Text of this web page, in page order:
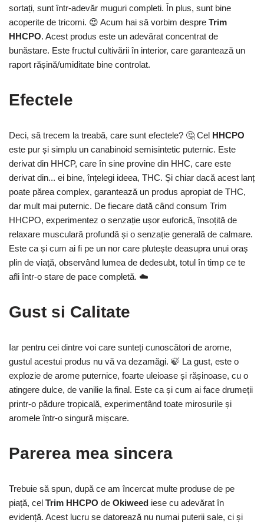
sortați, sunt într-adevăr muguri completi. În plus, sunt bine
acoperite de tricomi. 😍 Acum hai să vorbim despre Trim
HHCPO. Acest produs este un adevărat concentrat de
bunăstare. Este fructul cultivării în interior, care garantează un
raport rășină/umiditate bine controlat.
Efectele
Deci, să trecem la treabă, care sunt efectele? 🤔 Cel HHCPO
este pur și simplu un canabinoid semisintetic puternic. Este
derivat din HHCP, care în sine provine din HHC, care este
derivat din... ei bine, înțelegi ideea, THC. Și chiar dacă acest lanț
poate părea complex, garantează un produs apropiat de THC,
dar mult mai puternic. De fiecare dată când consum Trim
HHCPO, experimentez o senzație ușor euforică, însoțită de
relaxare musculară profundă și o senzație generală de calmare.
Este ca și cum ai fi pe un nor care plutește deasupra unui oraș
plin de viață, observând lumea de dedesubt, totul în timp ce te
afli într-o stare de pace completă. ☁️
Gust si Calitate
Iar pentru cei dintre voi care sunteți cunoscători de arome,
gustul acestui produs nu vă va dezamăgi. 🍃 La gust, este o
explozie de arome puternice, foarte uleioase și rășinoase, cu o
atingere dulce, de vanilie la final. Este ca și cum ai face drumeții
printr-o pădure tropicală, experimentând toate mirosurile și
aromele într-o singură mișcare.
Parerea mea sincera
Trebuie să spun, după ce am încercat multe produse de pe
piață, cel Trim HHCPO de Okiweed iese cu adevărat în
evidență. Acest lucru se datorează nu numai puterii sale, ci și